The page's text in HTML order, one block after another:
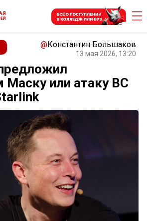
@Константин Большаков
13 мая 2026, 13:20
Маску или атаку ВС